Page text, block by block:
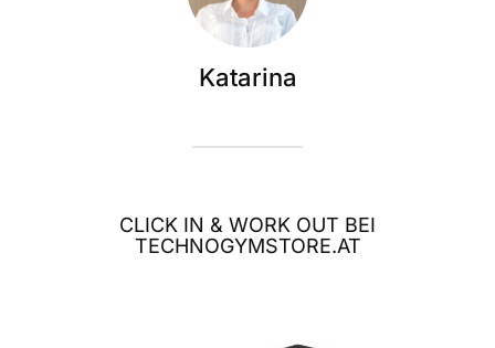
Katarina
CLICK IN & WORK OUT BEI
TECHNOGYMSTORE.AT